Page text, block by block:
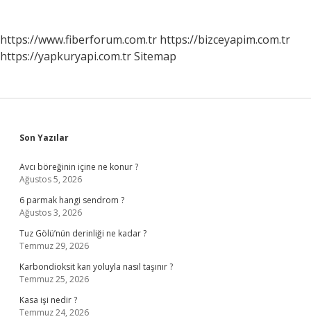
https://www.fiberforum.com.tr https://bizceyapim.com.tr
https://yapkuryapi.com.trSitemap
Sidebar
Son Yazılar
Avcı böreğinin içine ne konur ?
Ağustos 5, 2026
6 parmak hangi sendrom ?
Ağustos 3, 2026
Tuz Gölü’nün derinliği ne kadar ?
Temmuz 29, 2026
Karbondioksit kan yoluyla nasıl taşınır ?
Temmuz 25, 2026
Kasa işi nedir ?
Temmuz 24, 2026